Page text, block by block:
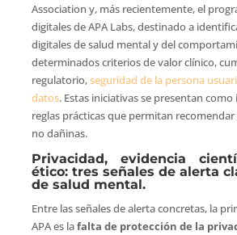
Association y, más recientemente, el
digitales de APA Labs, destinado a
digitales de salud mental y del
determinados criterios de valor clínico,
regulatorio,seguridad de la persona
datos. Estas iniciativas se presentan
reglas prácticas que permitan
no dañinas.
Privacidad, evidencia
ético: tres señales de alerta
de salud mental.
Entre las señales de alerta concretas, la
APA es lafalta de protección de la